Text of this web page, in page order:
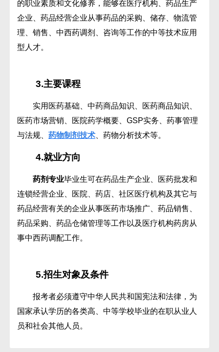
的职业素质和文化修养，能够在医疗机构、药品生产
企业、药品经营企业从事药品的采购、储存、物流管
理、销售、中西药调剂、咨询等工作的中等技术应用
型人才。
3.主要课程
实用医药基础、中药商品知识、医药商品知识、
医药市场营销、医院药学概要、GSP实务、药事管理
与法规、 药物制剂技术 、药物分析技术等。
4.就业方向
药剂专业毕业生可在药品生产企业、医药批发和
连锁经营企业、医院、药店、社区医疗机构及其它与
药品经营有关的企业从事医药市场推广、药品销售、
药品采购、药品仓储管理等工作以及医疗机构药房从
事中西药调配工作。
5.招生对象及条件
报考者必须遵守中华人民共和国宪法和法律，为
国家承认学历的各类高、中等学校毕业的在职从业人
员和社会其他人员。